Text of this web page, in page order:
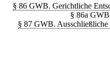
§ 86 GWB. Gerichtliche
§ 86a
§ 87 GWB.